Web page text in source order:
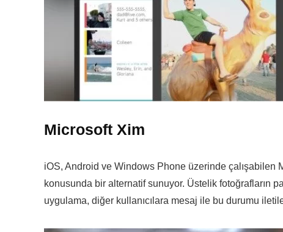
Microsoft Xim
iOS, Android ve Windows Phone üzerinde çalışabilen
konusunda bir alternatif sunuyor. Üstelik fotoğrafların
uygulama, diğer kullanıcılara mesaj ile bu durumu